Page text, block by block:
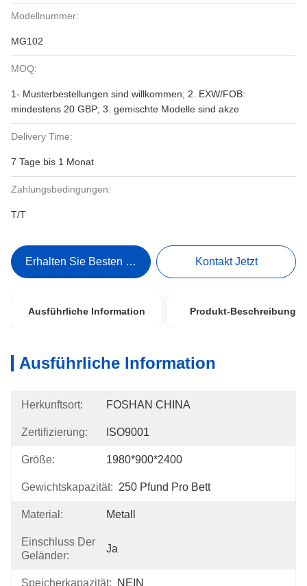
Modellnummer:
MG102
MOQ:
1- Musterbestellungen sind willkommen; 2. EXW/FOB:
mindestens 20 GBP; 3. gemischte Modelle sind akze
Delivery Time:
7 Tage bis 1 Monat
Zahlungsbedingungen:
T/T
Erhalten Sie Besten Preis Kontakt Jetzt
Ausführliche Information Produkt-Beschreibung
Ausführliche Information
Herkunftsort: FOSHAN CHINA
Zertifizierung: ISO9001
Größe: 1980*900*2400
Gewichtskapazität: 250 Pfund Pro Bett
Material: Metall
Einschluss Der
Geländer:
Ja
Speicherkapazität: NEIN